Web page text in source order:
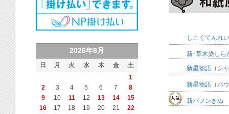
しこくてんれい
新･草木染しら
新星物語（シ
新星物語（パ
新バフンきぬ
2026年8月
日 月 火 水 木 金
土
1
2
3 4 5 6 7
8
9
10 11 12 13 14
15
16
17 18 19 20 21
22